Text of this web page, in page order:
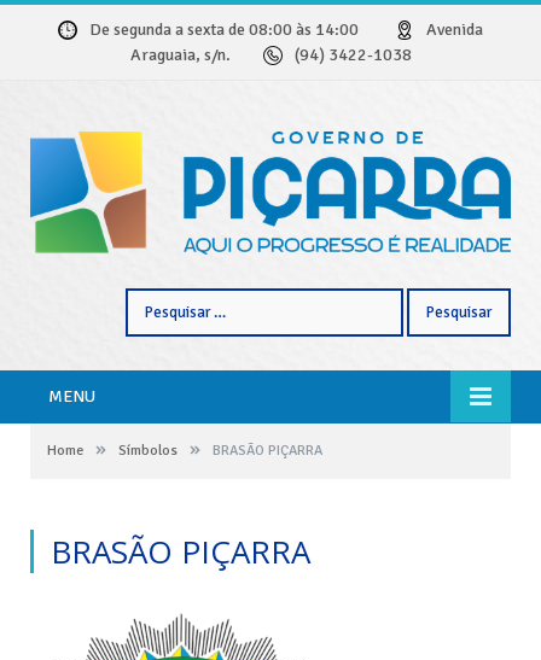
De segunda a sexta de 08:00 às 14:00
Avenida
Araguaia, s/n.
(94) 3422-1038
MENU
Home » Símbolos » BRASÃO PIÇARRA
BRASÃO PIÇARRA